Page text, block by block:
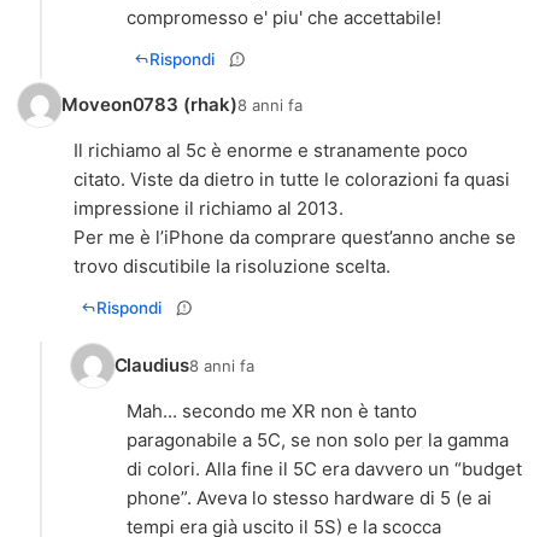
compromesso e' piu' che accettabile!
Rispondi
Moveon0783 (rhak)8 anni fa
Il richiamo al 5c è enorme e stranamente poco
citato. Viste da dietro in tutte le colorazioni fa quasi
impressione il richiamo al 2013.
Per me è l’iPhone da comprare quest’anno anche se
trovo discutibile la risoluzione scelta.
Rispondi
Claudius8 anni fa
Mah... secondo me XR non è tanto
paragonabile a 5C, se non solo per la gamma
di colori. Alla fine il 5C era davvero un “budget
phone”. Aveva lo stesso hardware di 5 (e ai
tempi era già uscito il 5S) e la scocca